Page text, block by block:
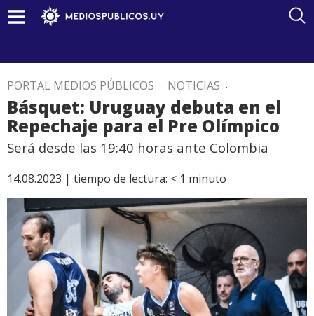
PORTAL MEDIOS PÚBLICOS . NOTICIAS .
Básquet: Uruguay debuta en el
Repechaje para el Pre Olímpico
Será desde las 19:40 horas ante Colombia
14.08.2023 | tiempo de lectura: < 1 minuto